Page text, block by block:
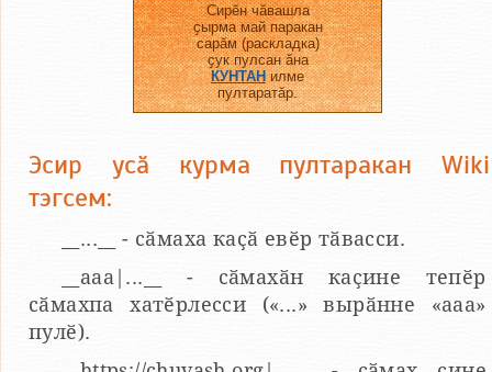
Сирӗн чӑвашла
ҫырма май паракан
сарӑм (раскладка)
ҫук пулсан ӑна
КУНТАН илме
пултаратӑр.
Эсир усӑ курма пултаракан Wiki
тэгсем:
__...__ - сӑмаха каҫӑ евӗр тӑвасси.
__aaa|...__ - сӑмахӑн каҫине тепӗр
сӑмахпа хатӗрлесси («...» вырӑнне «ааа»
пулӗ).